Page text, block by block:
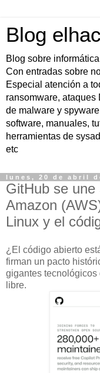
Blog
Blog sobre
Con entradas sobre
Especial atención a
ransomware, ataques
de malware y
software, manuales,
herramientas de
etc
lunes, 20 de abril
GitHub se une
Amazon
Linux y el
¿El código abierto
firman un pacto
gigantes tecnológicos
libre.